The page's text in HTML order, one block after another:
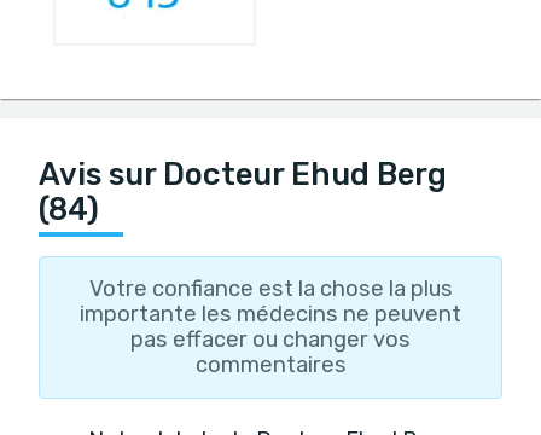
Avis sur Docteur Ehud Berg
(84)
Votre confiance est la chose la plus
importante les médecins ne peuvent
pas effacer ou changer vos
commentaires